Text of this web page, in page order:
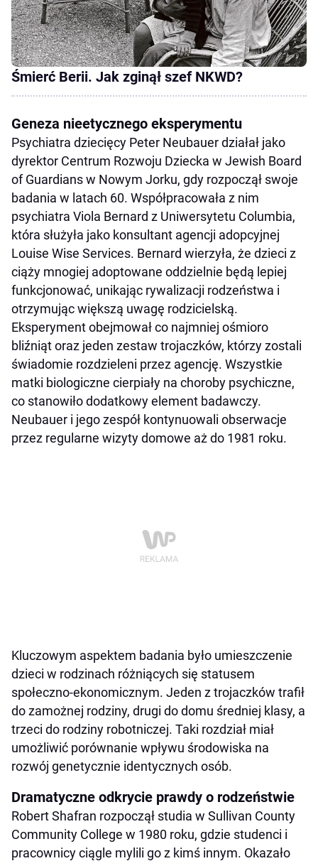
Śmierć Berii. Jak zginął szef NKWD?
Geneza nieetycznego eksperymentu
Psychiatra dziecięcy Peter Neubauer działał jako
dyrektor Centrum Rozwoju Dziecka w Jewish Board
of Guardians w Nowym Jorku, gdy rozpoczął swoje
badania w latach 60. Współpracowała z nim
psychiatra Viola Bernard z Uniwersytetu Columbia,
która służyła jako konsultant agencji adopcyjnej
Louise Wise Services. Bernard wierzyła, że dzieci z
ciąży mnogiej adoptowane oddzielnie będą lepiej
funkcjonować, unikając rywalizacji rodzeństwa i
otrzymując większą uwagę rodzicielską.
Eksperyment obejmował co najmniej ośmioro
bliźniąt oraz jeden zestaw trojaczków, którzy zostali
świadomie rozdzieleni przez agencję. Wszystkie
matki biologiczne cierpiały na choroby psychiczne,
co stanowiło dodatkowy element badawczy.
Neubauer i jego zespół kontynuowali obserwacje
przez regularne wizyty domowe aż do 1981 roku.
Kluczowym aspektem badania było umieszczenie
dzieci w rodzinach różniących się statusem
społeczno-ekonomicznym. Jeden z trojaczków trafił
do zamożnej rodziny, drugi do domu średniej klasy, a
trzeci do rodziny robotniczej. Taki rozdział miał
umożliwić porównanie wpływu środowiska na
rozwój genetycznie identycznych osób.
Dramatyczne odkrycie prawdy o rodzeństwie
Robert Shafran rozpoczął studia w Sullivan County
Community College w 1980 roku, gdzie studenci i
pracownicy ciągle mylili go z kimś innym. Okazało